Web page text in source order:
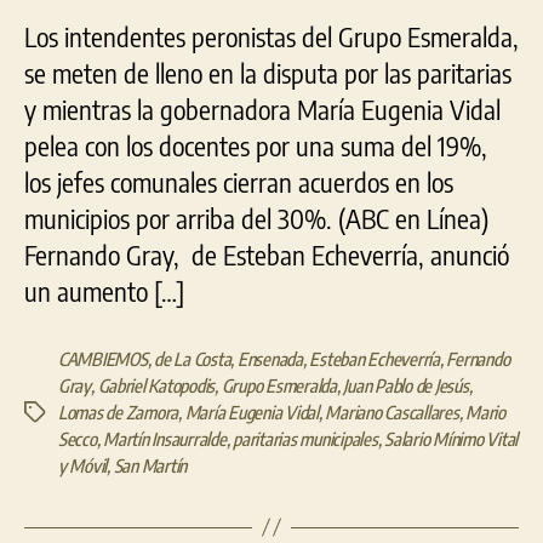
Los intendentes peronistas del Grupo Esmeralda,
se meten de lleno en la disputa por las paritarias
y mientras la gobernadora María Eugenia Vidal
pelea con los docentes por una suma del 19%,
los jefes comunales cierran acuerdos en los
municipios por arriba del 30%. (ABC en Línea)
Fernando Gray, de Esteban Echeverría, anunció
un aumento […]
Etiquetas
CAMBIEMOS,de La Costa, Ensenada,Esteban Echeverría,Fernando
Gray, Gabriel Katopodis, Grupo Esmeralda,Juan Pablo de Jesús,
Lomas de Zamora, María Eugenia Vidal,Mariano Cascallares,Mario
Secco,Martín Insaurralde,paritarias municipales,Salario Mínimo Vital
y Móvil, San Martín